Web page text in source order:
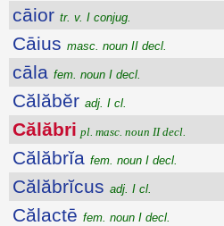
cāior tr. v. I conjug.
Cāius masc. noun II decl.
cāla fem. noun I decl.
Călăbĕr adj. I cl.
Călăbri pl. masc. noun II decl.
Călăbrĭa fem. noun I decl.
Călăbrĭcus adj. I cl.
Călactē fem. noun I decl.